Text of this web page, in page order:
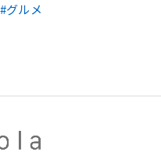
グルメ